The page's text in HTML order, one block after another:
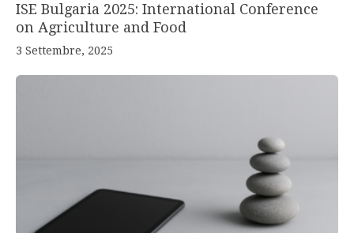
ISE Bulgaria 2025: International Conference
on Agriculture and Food
3 Settembre, 2025